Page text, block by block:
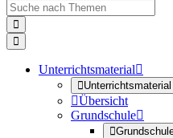


Unterrichtsmaterial
Unterrichtsmaterial
Übersicht
Grundschule
